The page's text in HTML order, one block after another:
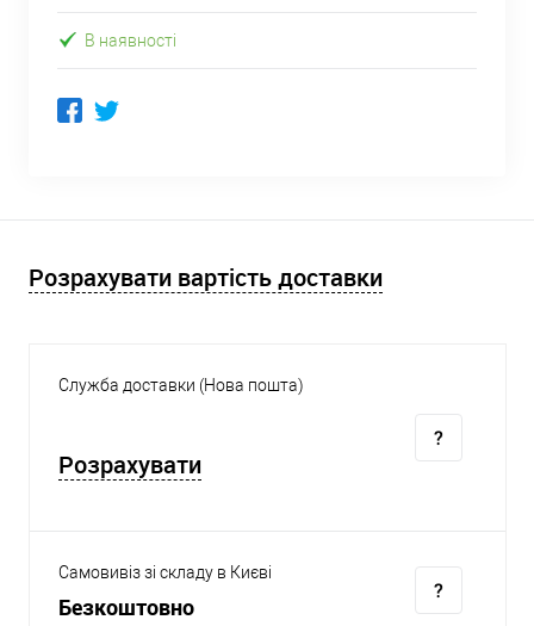
В наявності
Розрахувати вартість доставки
Служба доставки (Нова пошта)
Розрахувати
Самовивіз зі складу в Києві
Безкоштовно